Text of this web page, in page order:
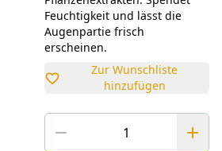
Feuchtigkeit und lässt die
Augenpartie frisch
erscheinen.
Zur Wunschliste
hinzufügen